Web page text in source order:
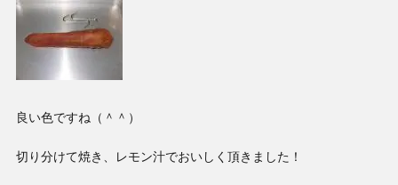
良い色ですね（＾＾）
切り分けて焼き、レモン汁でおいしく頂きました！